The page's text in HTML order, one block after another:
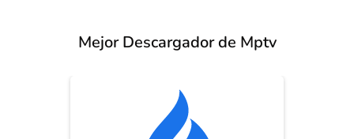
Mejor Descargador de Mptv